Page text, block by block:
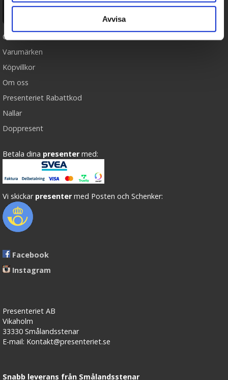
Avvisa
Cookies
Varumärken
Köpvillkor
Om oss
Presenteriet Rabattkod
Nallar
Doppresent
Betala dina presenter med:
Vi skickar presenter med Posten och Schenker:
Facebook
Instagram
Presenteriet AB
Vikaholm
33330 Smålandsstenar
E-mail: Kontakt@presenteriet.se
Snabb leverans från Smålandsstenar